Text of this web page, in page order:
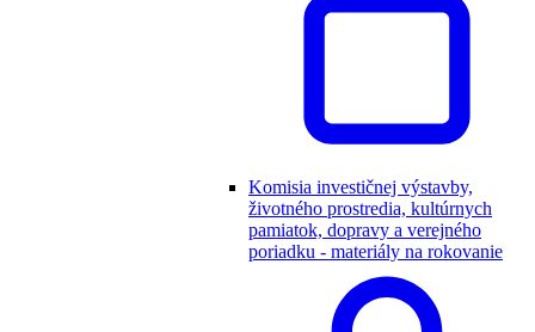
Komisia investičnej výstavby,
životného prostredia, kultúrnych
pamiatok, dopravy a verejného
poriadku - materiály na rokovanie